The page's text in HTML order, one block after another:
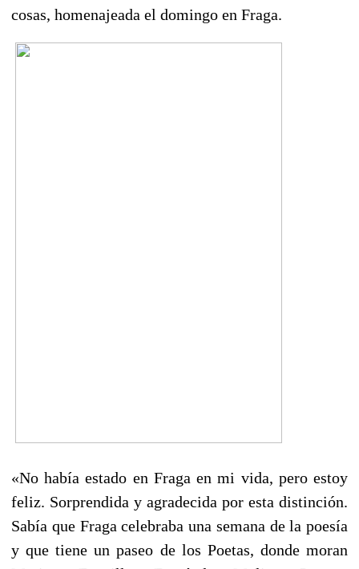
cosas, homenajeada el domingo en Fraga.
«No había estado en Fraga en mi vida, pero estoy
feliz. Sorprendida y agradecida por esta distinción.
Sabía que Fraga celebraba una semana de la poesía
y que tiene un paseo de los Poetas, donde moran